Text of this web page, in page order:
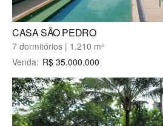
Broker,
é
uma
imobiliária
especialista
ecossistema
do
Condomínio
CASA SÃO PEDRO
7 dormitórios | 1.210 m²
Venda: R$ 35.000.000